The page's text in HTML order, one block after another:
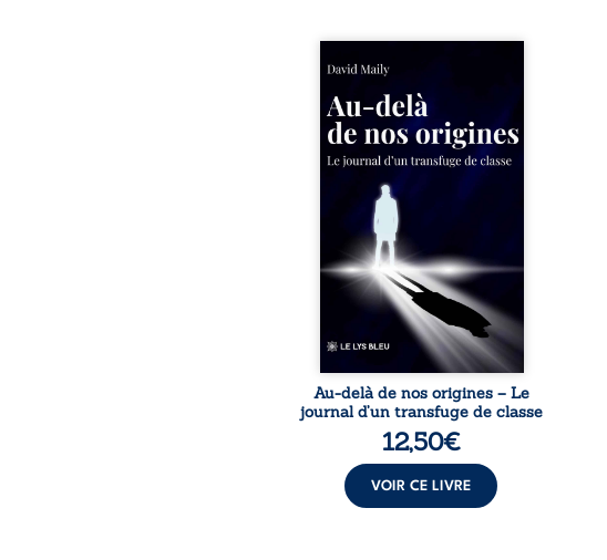
Né dans un milieu populaire où
la violence et les fractures
familiales tenaient lieu de
destin, David a choisi la
rupture. Très tôt, l’école et les
livres deviennent ses armes de
ascension sociale. S’arracher à
ses racines exige pourtant un
prix invisible. Pris entre deux
mondes, l’homme réalise que
les succès professionnels ne
guérissent ni ...
Au-delà de nos origines – Le
journal d’un transfuge de classe
12,50€
VOIR CE LIVRE